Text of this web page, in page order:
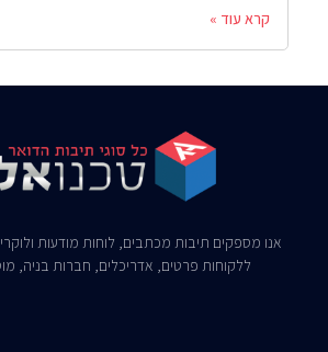
קרא עוד »
אנו מספקים תיבות מכתבים, לוחות מודעות
ללקוחות פרטים, אדריכלים, חברות בניה,